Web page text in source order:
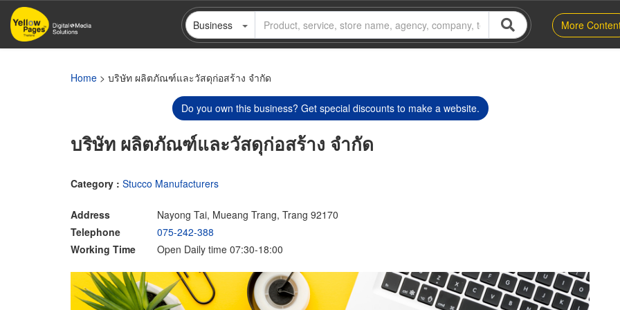
Skip
main
Business More
Home > บริษัท ผลิตภัณฑ์และวัสดุก่อสร้าง จำกัด
Do you own this business? Get special discounts to make a website.
บริษัท ผลิตภัณฑ์และวัสดุก่อสร้าง จำกัด
Category : Stucco Manufacturers
Address
Nayong Tai, Mueang Trang, Trang 92170
Telephone
075-242-388
Working Time
Open Daily time 07:30-18:00